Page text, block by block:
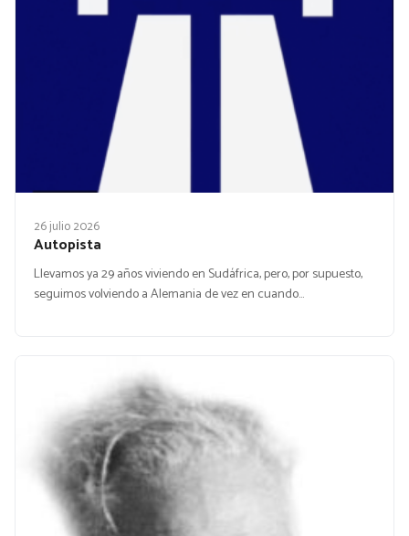
26 julio 2026
Autopista
Llevamos ya 29 años viviendo en Sudáfrica, pero, por supuesto,
seguimos volviendo a Alemania de vez en cuando…